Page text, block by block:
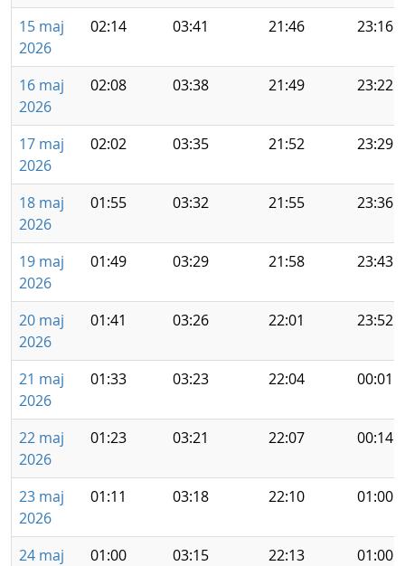
15 maj
2026
02:14 03:41 21:46 23:16
16 maj
2026
02:08 03:38 21:49 23:22
17 maj
2026
02:02 03:35 21:52 23:29
18 maj
2026
01:55 03:32 21:55 23:36
19 maj
2026
01:49 03:29 21:58 23:43
20 maj
2026
01:41 03:26 22:01 23:52
21 maj
2026
01:33 03:23 22:04 00:01
22 maj
2026
01:23 03:21 22:07 00:14
23 maj
2026
01:11 03:18 22:10 01:00
24 maj
01:00 03:15 22:13 01:00